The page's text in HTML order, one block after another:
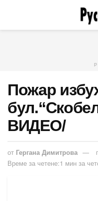
Пожар
ВИДЕО/
от Гергана Димитрова
Време за четене:1 мин за